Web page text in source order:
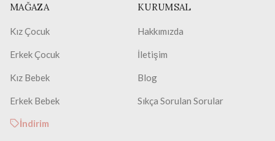
MAĞAZA
Kız Çocuk
Erkek Çocuk
Kız Bebek
Erkek Bebek
İndirim
KURUMSAL
Hakkımızda
İletişim
Blog
Sıkça Sorulan Sorular